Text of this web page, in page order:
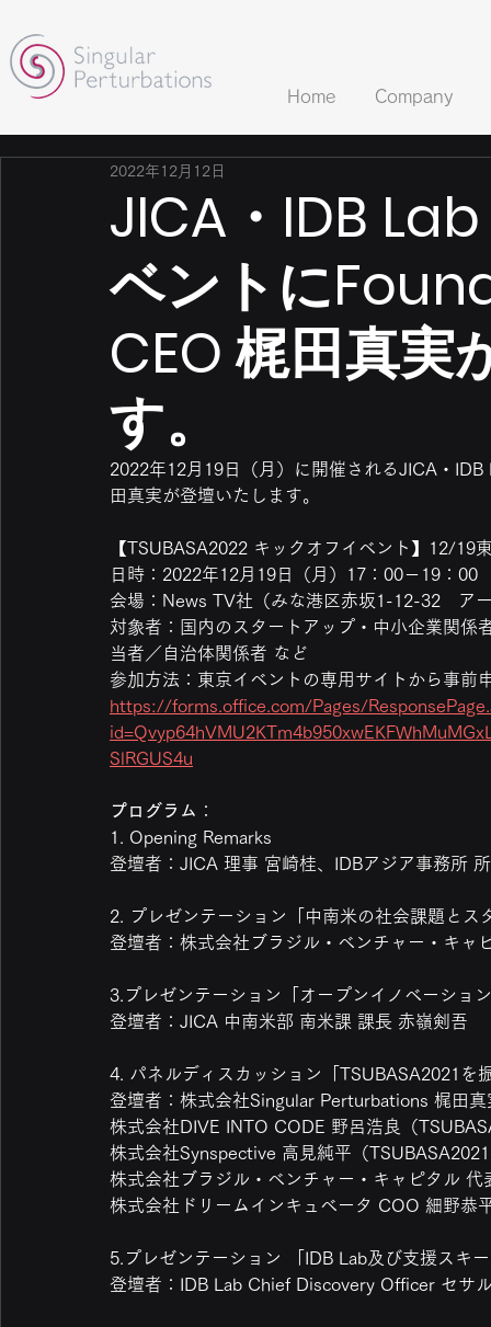
Home Company
JICA・IDB
ベントに
CEO 梶田真実
す。
2022年12月12日
2022年12月19日（月）に開催されるJICA・
田真実が登壇いたします。
【TSUBASA2022 キックオフイベント】12/19
日時：2022年12月19日（月）17：00－19：00
会場：News TV社（みな港区赤坂1-12-32　ア
対象者：国内のスタートアップ・中小企業関係
当者／自治体関係者 など
参加方法：東京イベントの専用サイトから事前
https://forms.office.com/Pages/
SlRGUS4u
プログラム ：
1. Opening Remarks
登壇者：JICA 理事 宮崎桂、IDBアジア事務所
2. プレゼンテーション「中南米の社会課題とス
登壇者：株式会社ブラジル・ベンチャー・キャ
3.プレゼンテーション「オープンイノベーショ
登壇者：JICA 中南米部 南米課 課長 赤嶺剣吾
4. パネルディスカッション「TSUBASA2021を
登壇者：株式会社Singular Perturbations 梶田
株式会社DIVE INTO CODE 野呂浩良（
株式会社Synspective 高見純平（
株式会社ブラジル・ベンチャー・キャピタル 代
株式会社ドリームインキュベータ COO 細野恭
5.プレゼンテーション 「IDB Lab及び支援スキ
登壇者：IDB Lab Chief Discovery Officer セサ